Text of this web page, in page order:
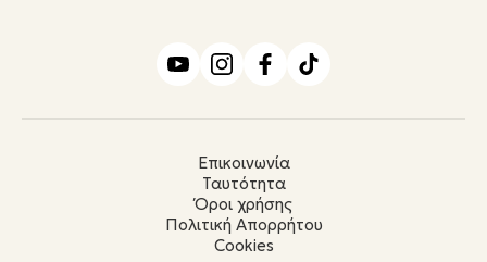
Επικοινωνία
Ταυτότητα
Όροι χρήσης
Πολιτική Απορρήτου
Cookies